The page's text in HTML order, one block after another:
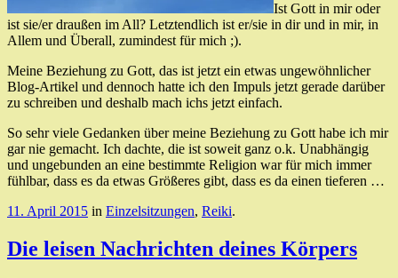
Ist Gott in mir oder
ist sie/er draußen im All? Letztendlich ist er/sie in dir und in mir, in
Allem und Überall, zumindest für mich ;).
Meine Beziehung zu Gott, das ist jetzt ein etwas ungewöhnlicher
Blog-Artikel und dennoch hatte ich den Impuls jetzt gerade darüber
zu schreiben und deshalb mach ichs jetzt einfach.
So sehr viele Gedanken über meine Beziehung zu Gott habe ich mir
gar nie gemacht. Ich dachte, die ist soweit ganz o.k. Unabhängig
und ungebunden an eine bestimmte Religion war für mich immer
fühlbar, dass es da etwas Größeres gibt, dass es da einen tieferen …
11. April 2015 in Einzelsitzungen, Reiki.
Die leisen Nachrichten deines Körpers